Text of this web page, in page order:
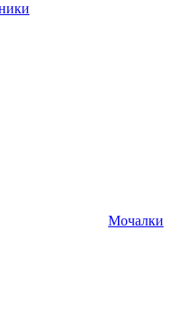
Мочалки